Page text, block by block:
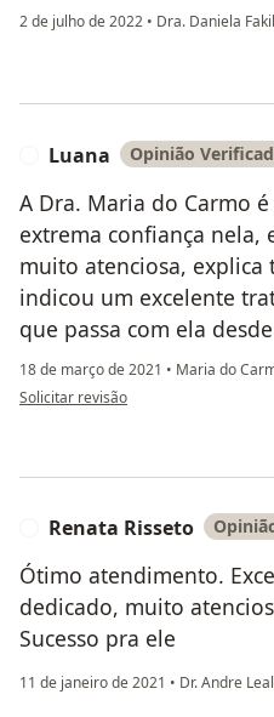
2 de julho de 2022 • Dra. Daniela
Luana Opinião
A Dra. Maria do Carmo
extrema confiança nela,
muito atenciosa,
indicou um excelente
que passa com ela
18 de março de 2021 • Maria do
na opinião do utilizador Luana
Solicitar revisão
Renata Risseto
Ótimo atendimento.
dedicado, muito
Sucesso pra ele
11 de janeiro de 2021 • Dr. Andre